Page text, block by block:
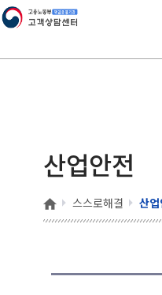
고용노동부
산업안전
홈 스스로해결 산